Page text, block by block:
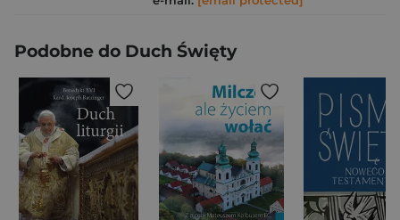
Podobne do Duch Święty